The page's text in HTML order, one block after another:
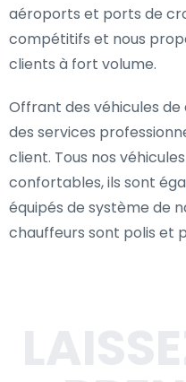
aéroports et ports de
compétitifs et nous
clients à fort volume.
Offrant des véhicules
des services
client. Tous nos
confortables, ils sont
équipés de système de
chauffeurs sont polis et